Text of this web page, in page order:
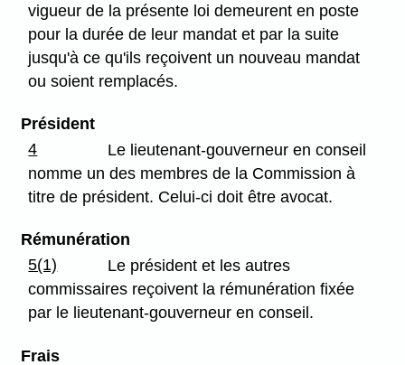
vigueur de la présente loi demeurent en poste
pour la durée de leur mandat et par la suite
jusqu'à ce qu'ils reçoivent un nouveau mandat
ou soient remplacés.
Président
4
Le lieutenant-gouverneur en conseil
nomme un des membres de la Commission à
titre de président. Celui-ci doit être avocat.
Rémunération
5(1)
Le président et les autres
commissaires reçoivent la rémunération fixée
par le lieutenant-gouverneur en conseil.
Frais